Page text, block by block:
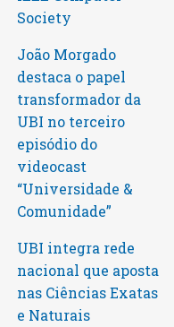
Society
João Morgado
destaca o papel
transformador da
UBI no terceiro
episódio do
videocast
“Universidade &
Comunidade”
UBI integra rede
nacional que aposta
nas Ciências Exatas
e Naturais